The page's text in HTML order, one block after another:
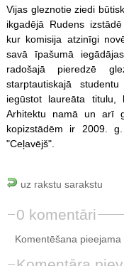
Vijas gleznotie ziedi
ikgadējā Rudens
kur komisija atzinīgi
savā īpašumā
radošajā pieredzē
starptautiskajā
iegūstot laureāta titulu,
Arhitektu namā un arī
kopizstādēm ir 2009.
"Ceļavējš".
uz rakstu sarakstu
0 komentāri
Komentēšana pieejama